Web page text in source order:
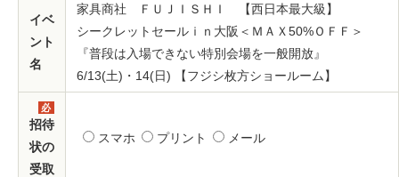
イベ
ント
名
家具商社 ＦＵＪＩＳＨＩ 【西日本最大級】
シークレットセールｉｎ大阪＜ＭＡＸ50%ＯＦＦ＞
『普段は入場できない特別会場を一般開放』
6/13(土)・14(日) 【フジシ枚方ショールーム】
必
須
招待
状の
受取
スマホ プリント メール